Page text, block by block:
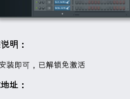
明：
装即可，已解锁免激活
址：